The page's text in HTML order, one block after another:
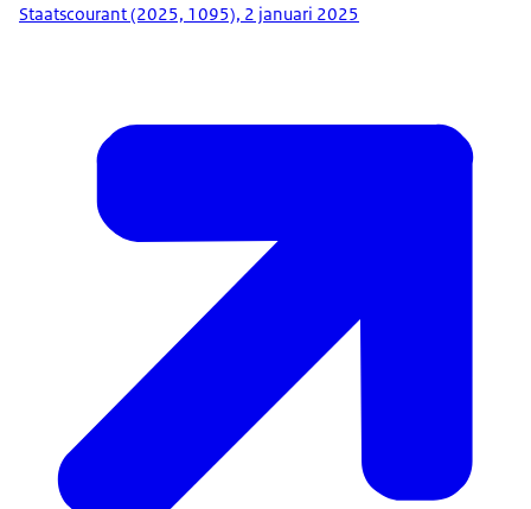
Staatscourant (2025, 1095), 2 januari 2025